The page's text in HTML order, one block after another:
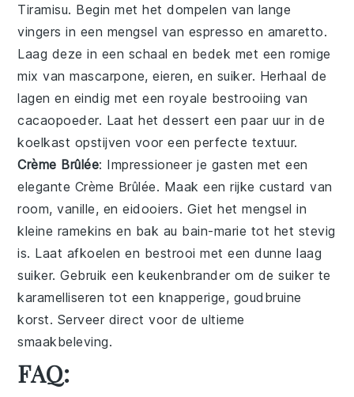
Tiramisu. Begin met het dompelen van lange
vingers in een mengsel van espresso en amaretto.
Laag deze in een schaal en bedek met een romige
mix vanmascarpone,eieren, en suiker. Herhaal de
lagen en eindig met een royale bestrooiing van
cacaopoeder. Laat het dessert een paar uur in de
koelkast opstijven voor een perfecte textuur.
Crème Brûlée: Impressioneer je gasten met een
elegante Crème Brûlée. Maak een rijkecustard van
room,vanille, eneidooiers. Giet het mengsel in
kleine ramekins en bak au bain-marie tot het stevig
is. Laat afkoelen en bestrooi met een dunne laag
suiker. Gebruik eenkeukenbrander om de suiker te
karamelliseren tot een knapperige, goudbruine
korst. Serveer direct voor de ultieme
smaakbeleving.
FAQ: